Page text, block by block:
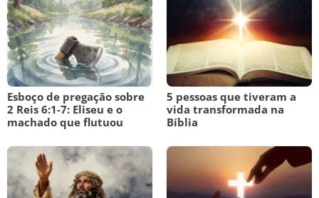
Esboço de pregação sobre
2 Reis 6:1-7: Eliseu e o
machado que flutuou
5 pessoas que tiveram a
vida transformada na
Bíblia